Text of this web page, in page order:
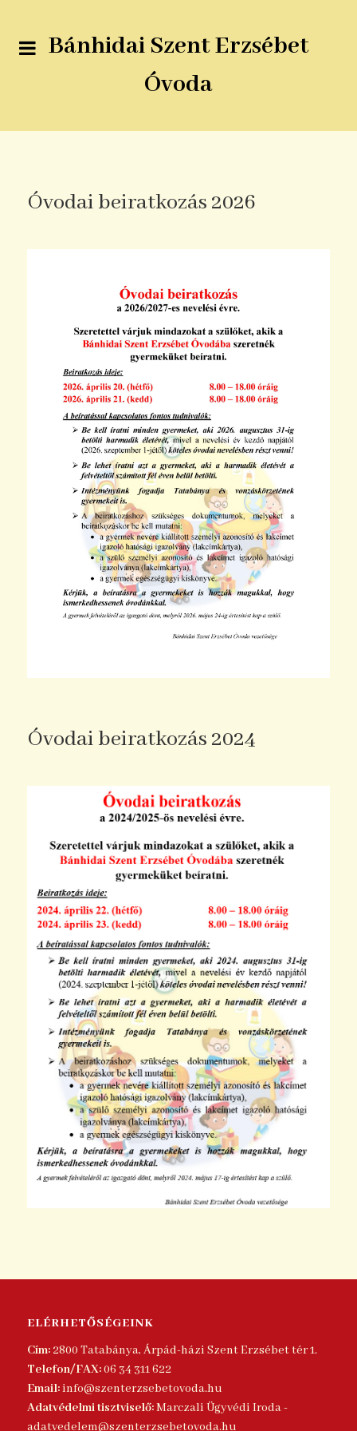
Bánhidai Szent Erzsébet
Óvoda
Óvodai beiratkozás 2026
Óvodai beiratkozás 2024
ELÉRHETŐSÉGEINK
Cím: 2800 Tatabánya, Árpád-házi Szent Erzsébet tér 1.
Telefon/FAX:06 34 311 622
Email:info@szenterzsebetovoda.hu
Adatvédelmi tisztviselő:Marczali Ügyvédi Iroda -
adatvedelem@szenterzsebetovoda.hu